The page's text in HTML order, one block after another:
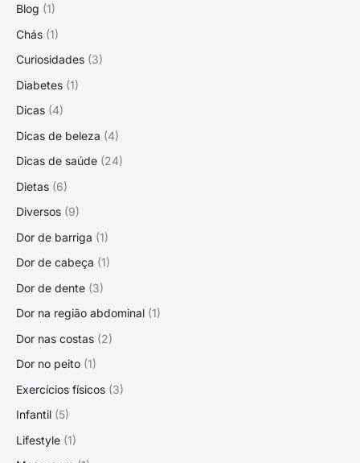
Blog (1)
Chás (1)
Curiosidades (3)
Diabetes (1)
Dicas (4)
Dicas de beleza (4)
Dicas de saúde (24)
Dietas (6)
Diversos (9)
Dor de barriga (1)
Dor de cabeça (1)
Dor de dente (3)
Dor na região abdominal (1)
Dor nas costas (2)
Dor no peito (1)
Exercícios físicos (3)
Infantil (5)
Lifestyle (1)